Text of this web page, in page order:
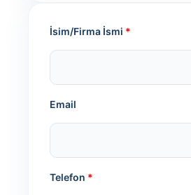
İsim/Firma İsmi *
Email
Telefon *